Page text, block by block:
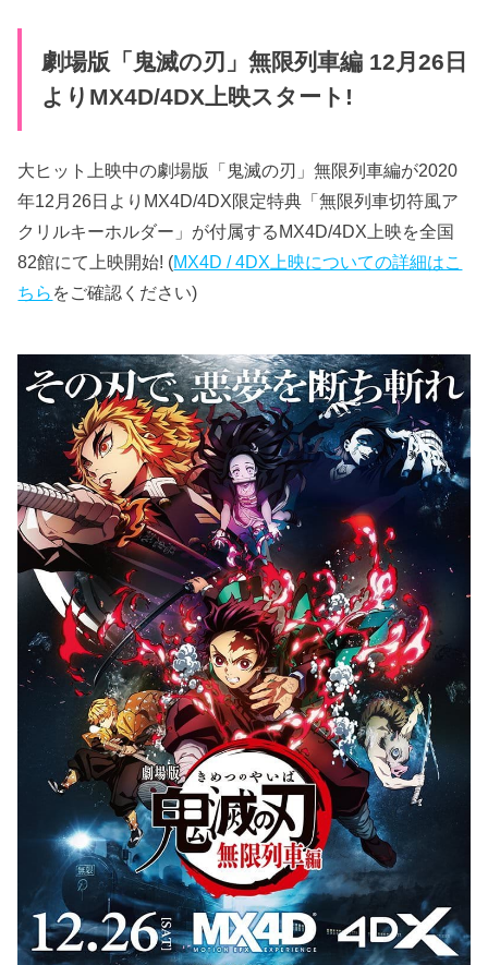
劇場版「鬼滅の刃」無限列車編 12月26日
よりMX4D/4DX上映スタート!
大ヒット上映中の劇場版「鬼滅の刃」無限列車編が2020
年12月26日よりMX4D/4DX限定特典「無限列車切符風ア
クリルキーホルダー」が付属するMX4D/4DX上映を全国
82館にて上映開始! (MX4D / 4DX上映についての詳細はこ
ちら をご確認ください)